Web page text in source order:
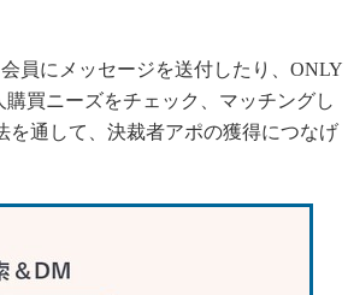
員にメッセージを送付したり、ONLY
買ニーズをチェック、マッチングし
を通して、決裁者アポの獲得につなげ